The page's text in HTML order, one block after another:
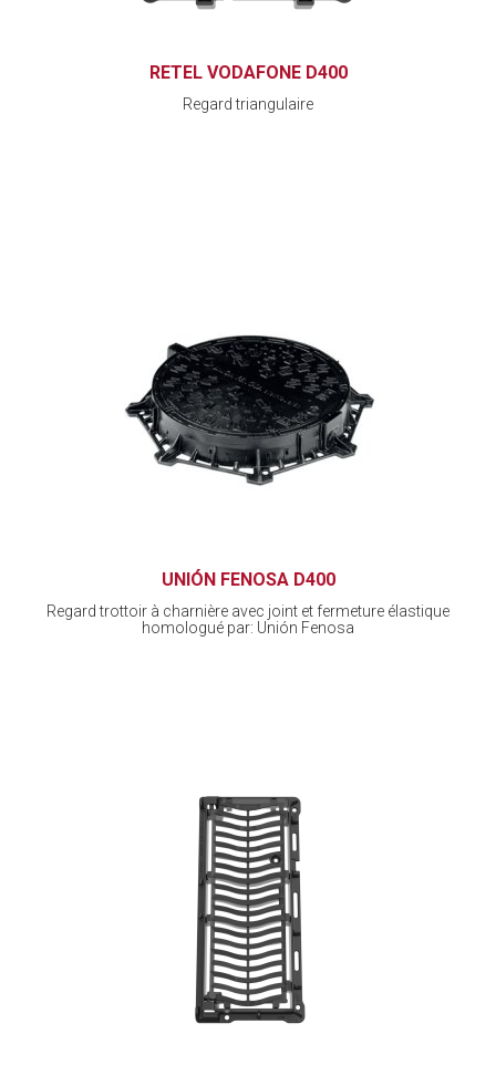
RETEL VODAFONE D400
Regard triangulaire
UNIÓN FENOSA D400
Regard trottoir à charnière avec joint et fermeture élastique
homologué par: Unión Fenosa